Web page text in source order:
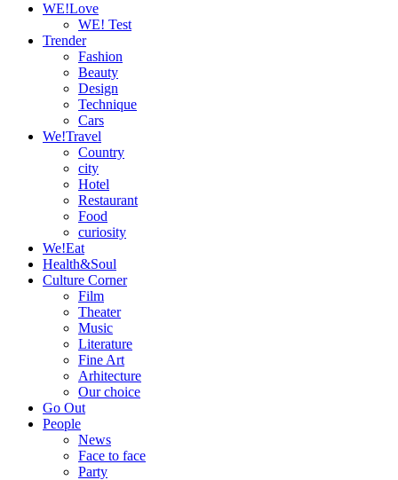
WE!Love
WE! Test
Trender
Fashion
Beauty
Design
Technique
Cars
We!Travel
Country
city
Hotel
Restaurant
Food
curiosity
We!Eat
Health&Soul
Culture Corner
Film
Theater
Music
Literature
Fine Art
Arhitecture
Our choice
Go Out
People
News
Face to face
Party